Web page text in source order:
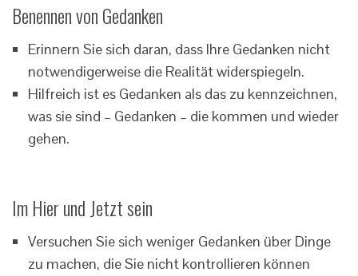
Benennen von Gedanken
Erinnern Sie sich daran, dass Ihre Gedanken nicht
notwendigerweise die Realität widerspiegeln.
Hilfreich ist es Gedanken als das zu kennzeichnen,
was sie sind – Gedanken – die kommen und wieder
gehen.
Im Hier und Jetzt sein
Versuchen Sie sich weniger Gedanken über Dinge
zu machen, die Sie nicht kontrollieren können